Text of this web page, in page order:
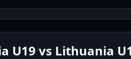
U19 vs Lithuania